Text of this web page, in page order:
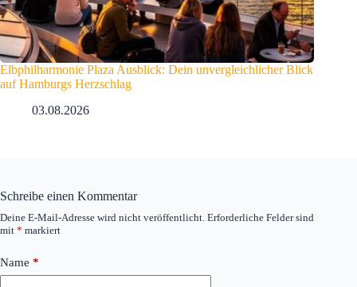
Elbphilharmonie Plaza Ausblick: Dein unvergleichlicher Blick
auf Hamburgs Herzschlag
03.08.2026
Schreibe einen Kommentar
Deine E-Mail-Adresse wird nicht veröffentlicht. Erforderliche Felder sind
mit * markiert
Name *